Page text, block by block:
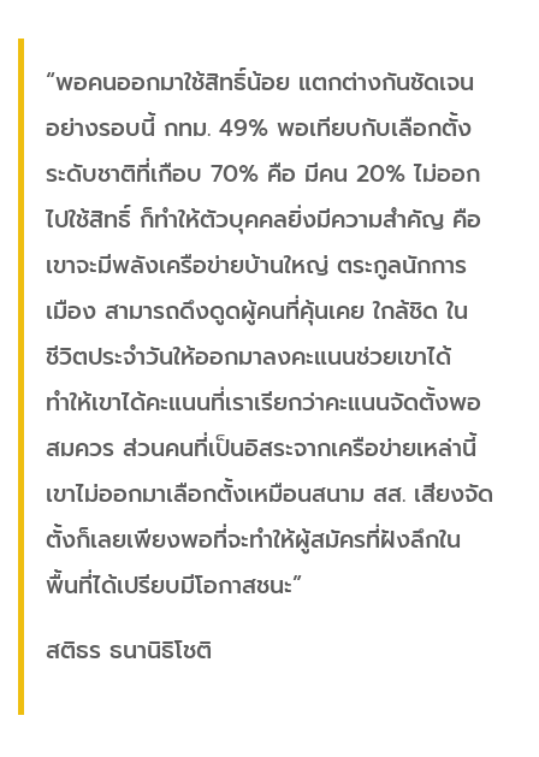
“พอคนออกมาใช้สิทธิ์น้อย แตกต่างกันชัดเจน
อย่างรอบนี้ กทม. 49% พอเทียบกับเลือกตั้ง
ระดับชาติที่เกือบ 70% คือ มีคน 20% ไม่ออก
ไปใช้สิทธิ์ ก็ทำให้ตัวบุคคลยิ่งมีความสำคัญ คือ
เขาจะมีพลังเครือข่ายบ้านใหญ่ ตระกูลนักการ
เมือง สามารถดึงดูดผู้คนที่คุ้นเคย ใกล้ชิด ใน
ชีวิตประจำวันให้ออกมาลงคะแนนช่วยเขาได้
ทำให้เขาได้คะแนนที่เราเรียกว่าคะแนนจัดตั้งพอ
สมควร ส่วนคนที่เป็นอิสระจากเครือข่ายเหล่านี้
เขาไม่ออกมาเลือกตั้งเหมือนสนาม สส. เสียงจัด
ตั้งก็เลยเพียงพอที่จะทำให้ผู้สมัครที่ฝังลึกใน
พื้นที่ได้เปรียบมีโอกาสชนะ”
สติธร ธนานิธิโชติ